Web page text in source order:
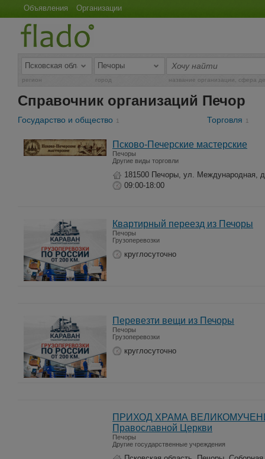
Объявления Организации
регион город название организации, сфера
Справочник организаций Печор
Государство и общество 1 Торговля 1
Псково-Печерские мастерские
Печоры
Другие виды торговли
181500 Печоры, ул. Международная,
09:00-18:00
Квартирный переезд из Печоры
Печоры
Грузоперевозки
круглосуточно
Перевезти вещи из Печоры
Печоры
Грузоперевозки
круглосуточно
ПРИХОД ХРАМА
Православной Церкви
Печоры
Другие государственные учреждения